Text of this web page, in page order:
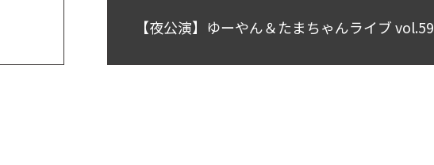
【夜公演】ゆーやん＆たまちゃんライブ vol.59